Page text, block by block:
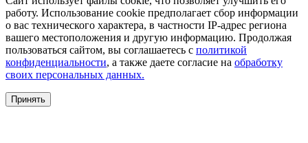
работу. Использование cookie предполагает сбор информации
о вас технического характера, в частности IP-адрес региона
вашего местоположения и другую информацию. Продолжая
пользоваться сайтом, вы соглашаетесь с политикой
конфиденциальности, а также даете согласие на обработку
своих персональных данных.
Принять